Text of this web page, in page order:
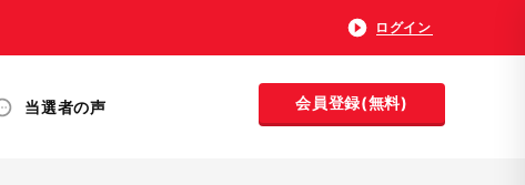
ログイン
当選者の声 会員登録(無料)